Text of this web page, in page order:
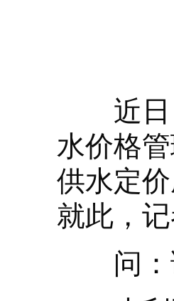
近日，
水价格
供水定
就此，
问：请